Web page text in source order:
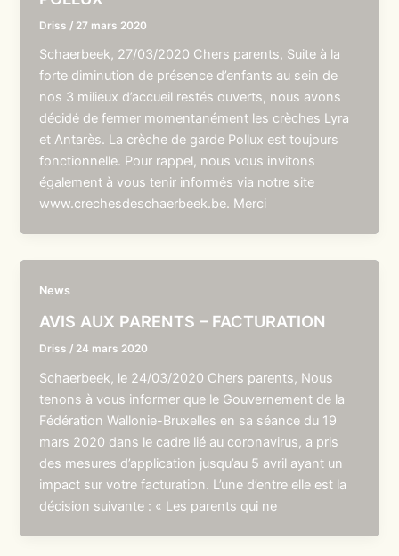
Driss / 27 mars 2020
Schaerbeek, 27/03/2020 Chers parents, Suite à la
forte diminution de présence d’enfants au sein de
nos 3 milieux d’accueil restés ouverts, nous avons
décidé de fermer momentanément les crèches Lyra
et Antarès. La crèche de garde Pollux est toujours
fonctionnelle. Pour rappel, nous vous invitons
également à vous tenir informés via notre site
www.crechesdeschaerbeek.be. Merci
News
AVIS AUX PARENTS – FACTURATION
Driss / 24 mars 2020
Schaerbeek, le 24/03/2020 Chers parents, Nous
tenons à vous informer que le Gouvernement de la
Fédération Wallonie-Bruxelles en sa séance du 19
mars 2020 dans le cadre lié au coronavirus, a pris
des mesures d’application jusqu’au 5 avril ayant un
impact sur votre facturation. L’une d’entre elle est la
décision suivante : « Les parents qui ne